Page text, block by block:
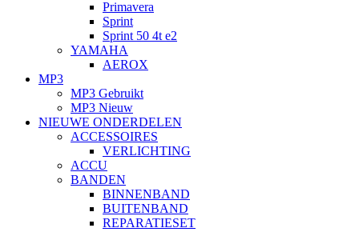
Primavera
Sprint
Sprint 50 4t e2
YAMAHA
AEROX
MP3
MP3 Gebruikt
MP3 Nieuw
NIEUWE ONDERDELEN
ACCESSOIRES
VERLICHTING
ACCU
BANDEN
BINNENBAND
BUITENBAND
REPARATIESET